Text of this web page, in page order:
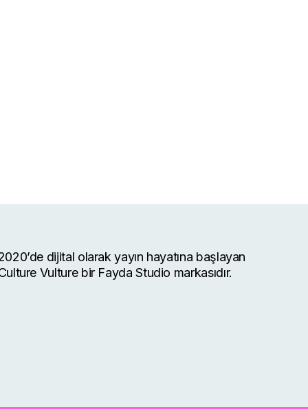
dijital olarak yayın hayatına başlayan
Vulture bir Fayda Studio markasıdır.